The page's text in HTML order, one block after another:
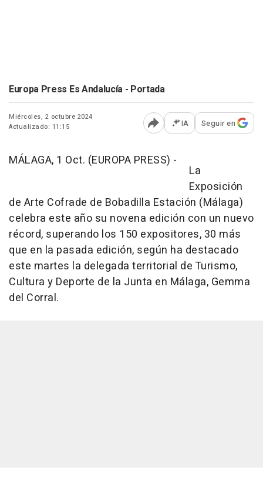
Europa Press Es Andalucía - Portada
Miércoles, 2 octubre 2024
Actualizado: 11:15
Abrir opciones para
IA Seguir en
MÁLAGA, 1 Oct. (EUROPA PRESS) -
La
Exposición
de Arte Cofrade de Bobadilla Estación (Málaga)
celebra este año su novena edición con un nuevo
récord, superando los 150 expositores, 30 más
que en la pasada edición, según ha destacado
este martes la delegada territorial de Turismo,
Cultura y Deporte de la Junta en Málaga, Gemma
del Corral.